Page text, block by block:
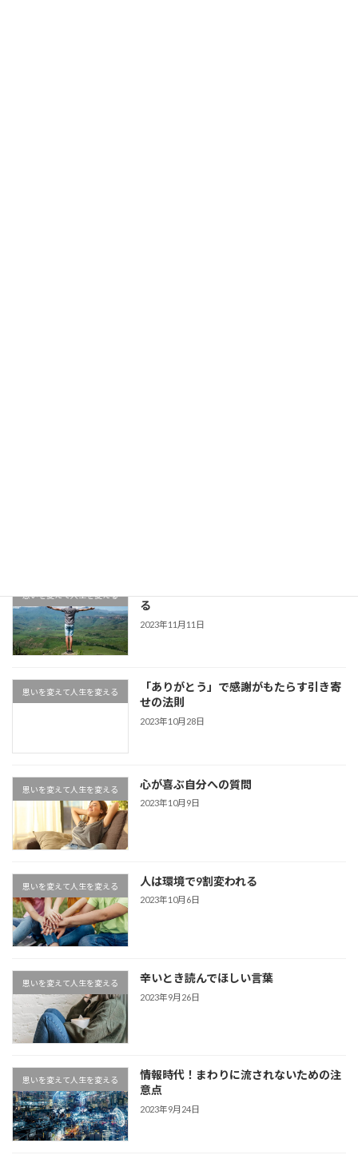
思いを変えて人生を変える
る
2023年11月11日
思いを変えて人生を変える
「ありがとう」で感謝がもたらす引き寄
せの法則
2023年10月28日
思いを変えて人生を変える 心が喜ぶ自分への質問
2023年10月9日
思いを変えて人生を変える 人は環境で9割変われる
2023年10月6日
思いを変えて人生を変える 辛いとき読んでほしい言葉
2023年9月26日
思いを変えて人生を変える
情報時代！まわりに流されないための注
意点
2023年9月24日